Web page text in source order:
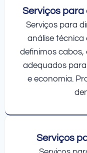
Serviços
Serviços para
análise técnica
definimos cabos,
adequados
e economia.
Serviços